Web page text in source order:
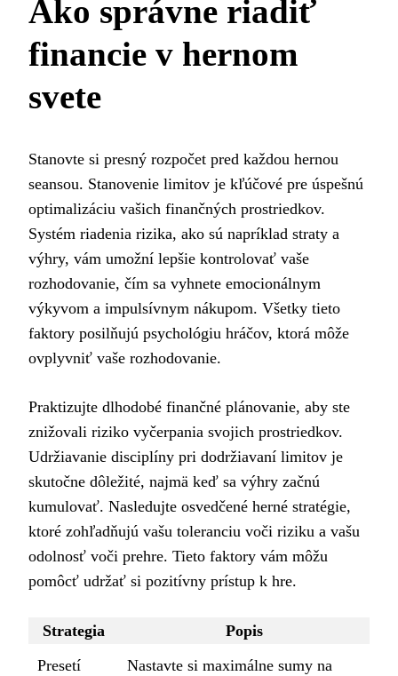
Ako správne riadiť
financie v hernom
svete
Stanovte si presný rozpočet pred každou hernou
seansou. Stanovenie limitov je kľúčové pre úspešnú
optimalizáciu vašich finančných prostriedkov.
Systém riadenia rizika, ako sú napríklad straty a
výhry, vám umožní lepšie kontrolovať vaše
rozhodovanie, čím sa vyhnete emocionálnym
výkyvom a impulsívnym nákupom. Všetky tieto
faktory posilňujú psychológiu hráčov, ktorá môže
ovplyvniť vaše rozhodovanie.
Praktizujte dlhodobé finančné plánovanie, aby ste
znižovali riziko vyčerpania svojich prostriedkov.
Udržiavanie disciplíny pri dodržiavaní limitov je
skutočne dôležité, najmä keď sa výhry začnú
kumulovať. Nasledujte osvedčené herné stratégie,
ktoré zohľadňujú vašu toleranciu voči riziku a vašu
odolnosť voči prehre. Tieto faktory vám môžu
pomôcť udržať si pozitívny prístup k hre.
Strategia
Popis
Presetí
Nastavte si maximálne sumy na